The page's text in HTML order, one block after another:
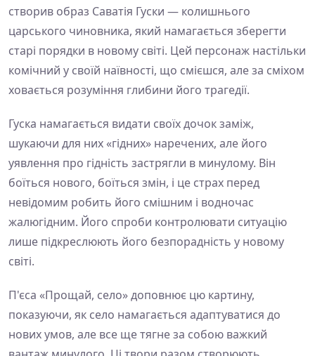
створив образ Саватія Гуски — колишнього
царського чиновника, який намагається зберегти
старі порядки в новому світі. Цей персонаж настільки
комічний у своїй наївності, що смієшся, але за сміхом
ховається розуміння глибини його трагедії.
Гуска намагається видати своїх дочок заміж,
шукаючи для них «гідних» наречених, але його
уявлення про гідність застрягли в минулому. Він
боїться нового, боїться змін, і це страх перед
невідомим робить його смішним і водночас
жалюгідним. Його спроби контролювати ситуацію
лише підкреслюють його безпорадність у новому
світі.
П'єса «Прощай, село» доповнює цю картину,
показуючи, як село намагається адаптуватися до
нових умов, але все ще тягне за собою важкий